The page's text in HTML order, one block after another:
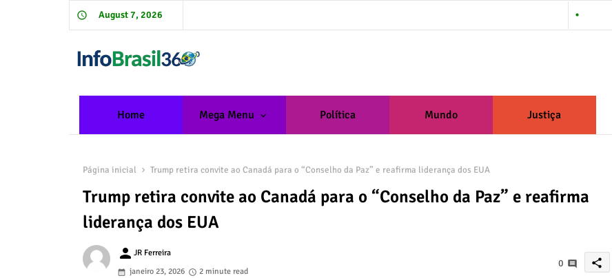
August 7, 2026 About Us
Home Mega Menu Política Mundo Justiça
Página inicial Trump retira convite ao Canadá para o “Conselho da Paz” e reafirma liderança dos EUA
Trump retira convite ao Canadá para o “Conselho da Paz” e reafirma
liderança dos EUA
person JR Ferreira
janeiro 23, 2026
2 minute read
0 share